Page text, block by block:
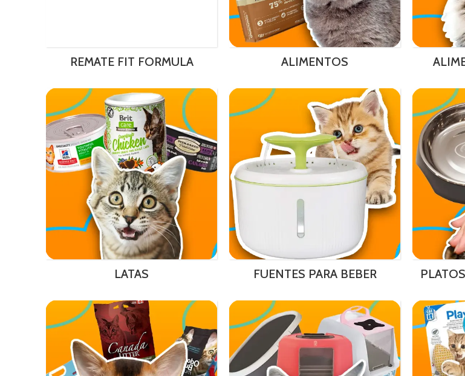
REMATE FIT FORMULA ALIMENTOS
LATAS FUENTES PARA BEBER